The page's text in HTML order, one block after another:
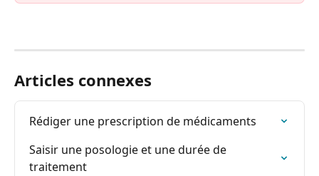
Articles connexes
Rédiger une prescription de médicaments
Saisir une posologie et une durée de
traitement